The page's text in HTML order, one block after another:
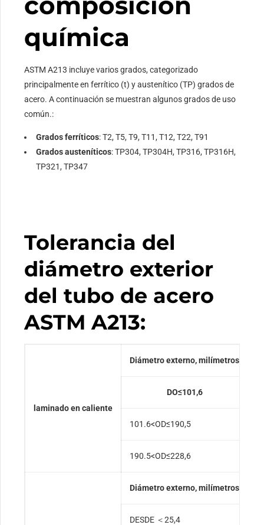
química
ASTM A213 incluye varios grados, categorizado
principalmente en ferrítico (t) y austenítico (TP) grados de
acero. A continuación se muestran algunos grados de uso
común.:
Grados ferríticos: T2, T5, T9, T11, T12, T22, T91
Grados austeníticos: TP304, TP304H, TP316, TP316H,
TP321, TP347
Tolerancia del
diámetro exterior
del tubo de acero
ASTM A213:
laminado en caliente
Diámetro externo, milímetros
DO≤101,6
101.6<OD≤190,5
190.5<OD≤228,6
Diámetro externo, milímetros
DESDE ＜25,4